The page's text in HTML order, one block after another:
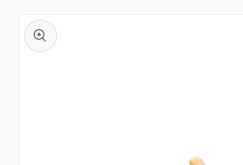
Skip to
product
information